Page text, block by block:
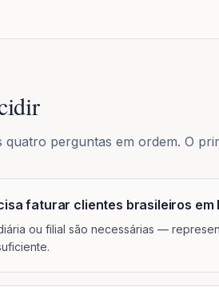
quatro perguntas em ordem. O
faturar clientes brasileiros em
ou filial são necessárias —